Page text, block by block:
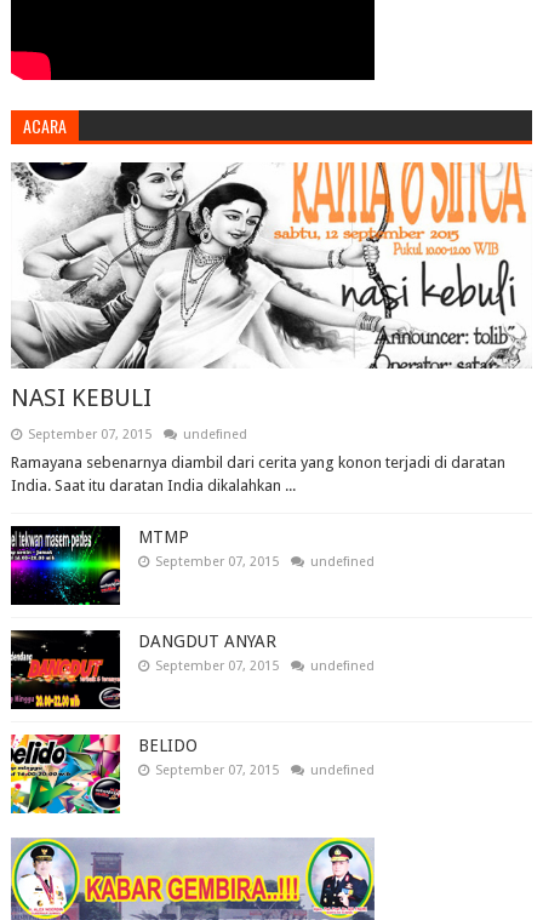
ACARA
NASI KEBULI
September 07, 2015 undefined
Ramayana sebenarnya diambil dari cerita yang konon terjadi di daratan
India. Saat itu daratan India dikalahkan ...
MTMP
September 07, 2015 undefined
DANGDUT ANYAR
September 07, 2015 undefined
BELIDO
September 07, 2015 undefined